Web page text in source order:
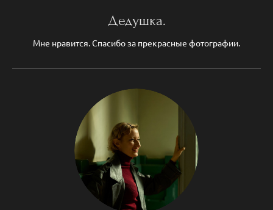
Дедушка.
Мне нравится. Спасибо за прекрасные фотографии.